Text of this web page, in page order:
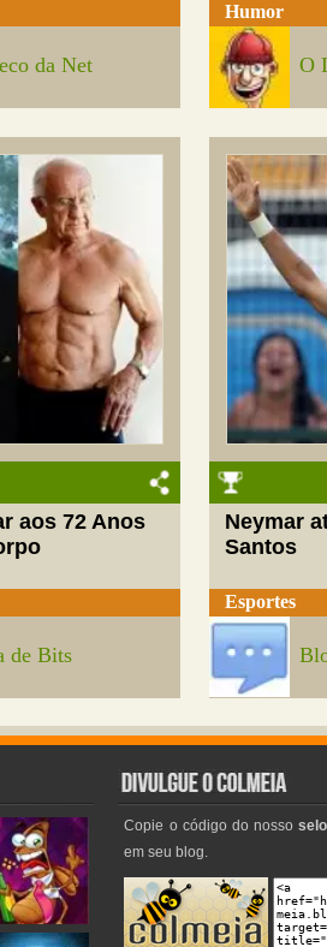
da Net
Humor
O
aos 72 Anos
de Bits
Neymar
Santos
Esportes
Copie o código do nossoselo
em seu blog.